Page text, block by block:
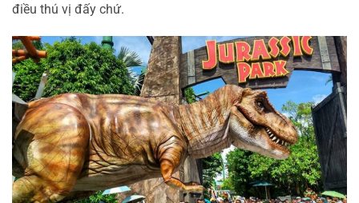
điều thú vị đấy chứ.